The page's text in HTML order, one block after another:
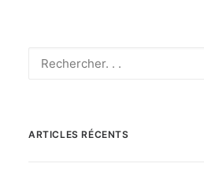
ARTICLES RÉCENTS